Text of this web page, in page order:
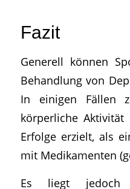
Fazit
Generell können
Behandlung von
In einigen Fällen
körperliche
Erfolge erzielt, als
mit Medikamenten
Es liegt jedoch